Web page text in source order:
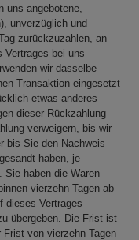
uns angebotene,
unverzüglich und
zurückzuzahlen, an
Vertrages bei uns
wir dasselbe
Transaktion eingesetzt
etwas anderes
dieser Rückzahlung
verweigern, bis wir
bis Sie den Nachweis
haben, je
Sie haben die Waren
vierzehn Tagen ab
dieses Vertrages
übergeben. Die Frist ist
Frist von vierzehn Tagen